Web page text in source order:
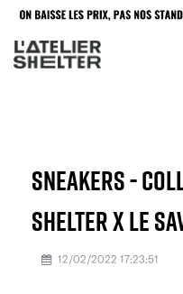
SNEAKERS -
SHELTER X LE
12/02/2022 17:23:51